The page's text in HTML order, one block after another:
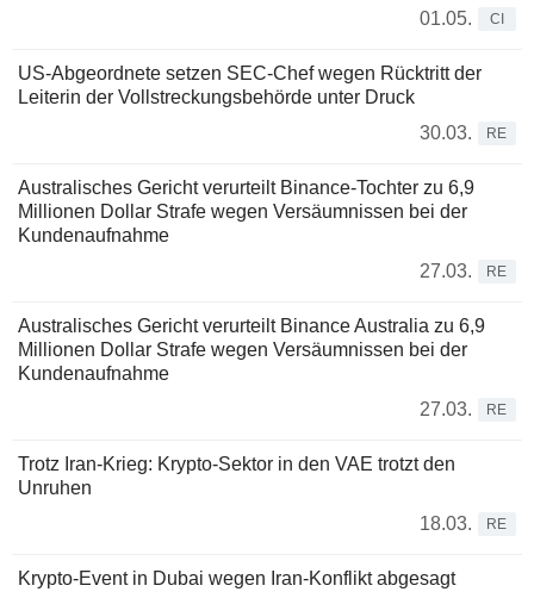
01.05.
CI
US-Abgeordnete setzen SEC-Chef wegen Rücktritt der
Leiterin der Vollstreckungsbehörde unter Druck
30.03.
RE
Australisches Gericht verurteilt Binance-Tochter zu 6,9
Millionen Dollar Strafe wegen Versäumnissen bei der
Kundenaufnahme
27.03.
RE
Australisches Gericht verurteilt Binance Australia zu 6,9
Millionen Dollar Strafe wegen Versäumnissen bei der
Kundenaufnahme
27.03.
RE
Trotz Iran-Krieg: Krypto-Sektor in den VAE trotzt den
Unruhen
18.03.
RE
Krypto-Event in Dubai wegen Iran-Konflikt abgesagt